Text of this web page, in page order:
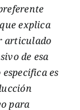
explica
articulado
de esa
es
para